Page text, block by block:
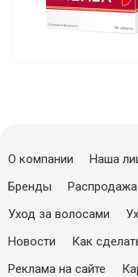
О компании Наша
Бренды
Распродажа
Уход за волосами
Новости
Как
Реклама на сайте